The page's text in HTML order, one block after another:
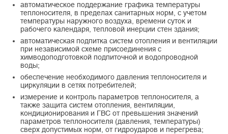
автоматическое поддержание графика температуры
теплоносителя, в пределах санитарных норм, с учетом
температуры наружного воздуха, времени суток и
рабочего календаря, тепловой инерции стен здания;
автоматическая подпитка систем отопления и вентиляции
при независимой схеме присоединения с
химводоподготовкой подпиточной и водопроводной
воды;
обеспечение необходимого давления теплоносителя и
циркуляции в сетях потребителей;
измерение и контроль параметров теплоносителя, а
также защита систем отопления, вентиляции,
кондиционирования и ГВС от превышения значений
параметров теплоносителя (давления, температуры)
сверх допустимых норм, от гидроударов и перегрева;